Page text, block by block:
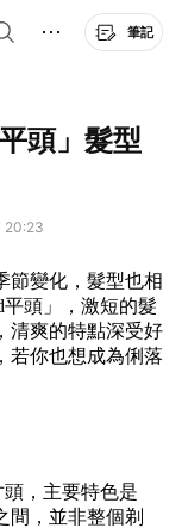
筆記
頭」髮型
20:23
節變化，髮型也相
平頭」，激短的髮
清爽的特點深受好
若你也想成為俐落
頭，主要特色是
間，並非整個剃